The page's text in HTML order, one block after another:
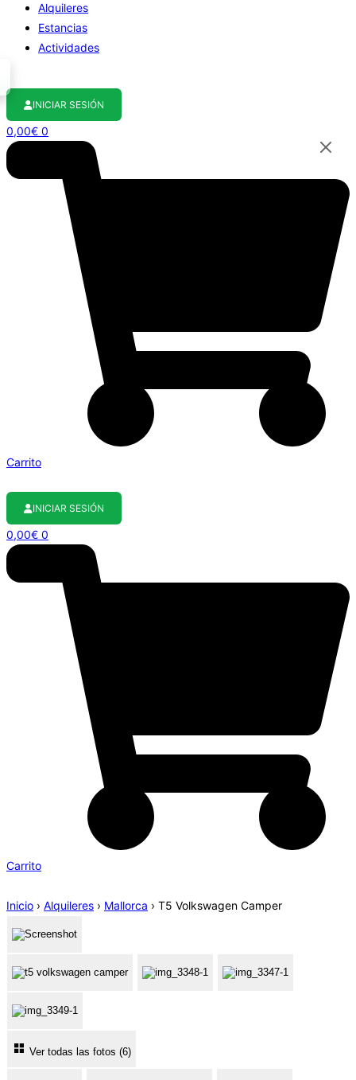
Alquileres
Estancias
Actividades
INICIAR SESIÓN
0,00€ 0
Carrito
INICIAR SESIÓN
0,00€ 0
Carrito
Inicio › Alquileres › Mallorca › T5 Volkswagen Camper
Ver todas las fotos (6)